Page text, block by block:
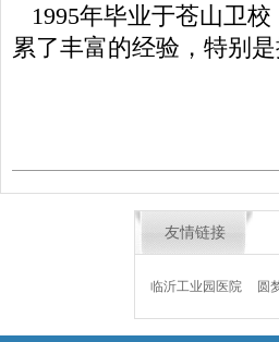
1995年毕业于苍山卫
累了丰富的经验，特别
友情链接
临沂工业园医院 圆